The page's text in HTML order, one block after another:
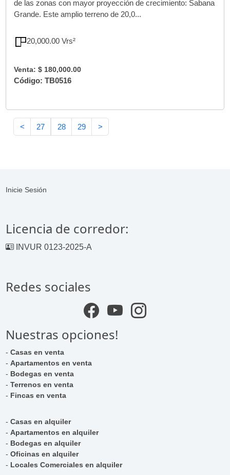
de las zonas con mayor proyección de crecimiento: Sabana
Grande. Este amplio terreno de 20,0...
20,000.00 Vrs²
Venta: $ 180,000.00
Código: TB0516
< 27 28 29 >
Inicie Sesión
Licencia de corredor:
INVUR 0123-2025-A
Redes sociales
Nuestras opciones!
-Casas en venta
-Apartamentos en venta
- Bodegas en venta
-Terrenos en venta
- Fincas en venta
-Casas en alquiler
-Apartamentos en alquiler
- Bodegas en alquiler
-Oficinas en alquiler
- Locales Comerciales en alquiler